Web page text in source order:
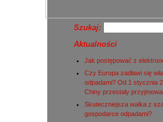
Szukaj:
Aktualności
Jak postępować z
Czy Europa zadławi się
odpadami? Od 1 stycznia
Chiny przestały
Skuteczniejsza walka z
gospodarce odpadami?